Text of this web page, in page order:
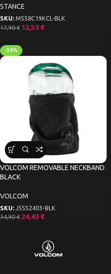
STANCE
SKU: M558C19KCL-BLK
17,90€ 12,53 €
-30%
VOLCOM REMOVABLE NECKBAND
BLACK
VOLCOM
SKU: J5552403-BLK
34,90€ 24,43 €